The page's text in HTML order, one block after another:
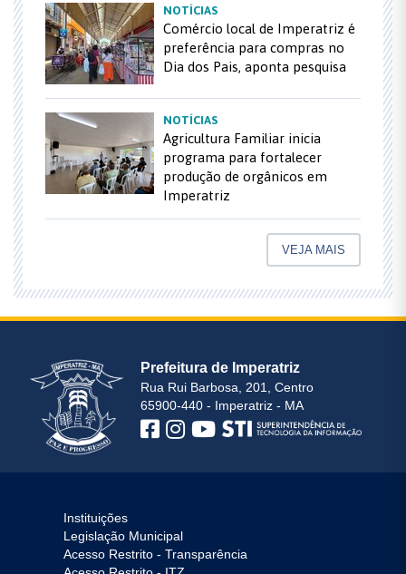
NOTÍCIAS
Comércio local de Imperatriz é
preferência para compras no
Dia dos Pais, aponta pesquisa
NOTÍCIAS
Agricultura Familiar inicia
programa para fortalecer
produção de orgânicos em
Imperatriz
VEJA MAIS
Prefeitura de Imperatriz
Rua Rui Barbosa, 201, Centro
65900-440 - Imperatriz - MA
Instituições
Legislação Municipal
Acesso Restrito - Transparência